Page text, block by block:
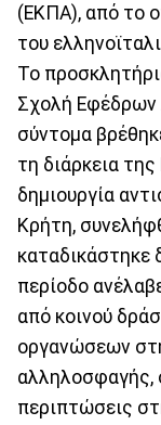
(ΕΚΠΑ), από το
του
Το
Σχολή Εφέδρων
σύντομα
τη διάρκεια
δημιουργία
Κρήτη,
καταδικάστηκε
περίοδο
από κοινού
οργανώσεων
αλληλοσφαγής,
περιπτώσεις